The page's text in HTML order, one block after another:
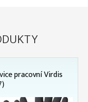
pracovní Virdis